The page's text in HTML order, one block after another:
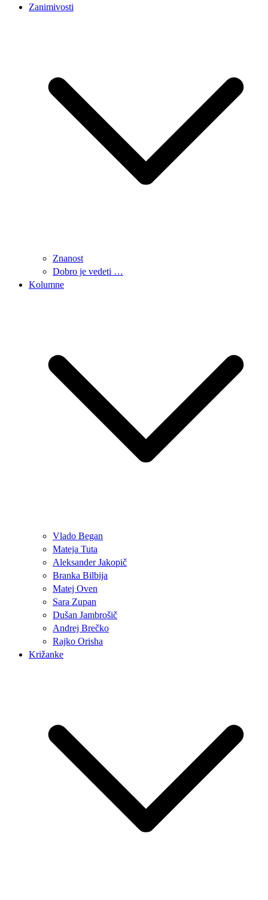
Zanimivosti
Znanost
Dobro je vedeti …
Kolumne
Vlado Began
Mateja Tuta
Aleksander Jakopič
Branka Bilbija
Matej Oven
Sara Zupan
Dušan Jambrošič
Andrej Brečko
Rajko Orisha
Križanke